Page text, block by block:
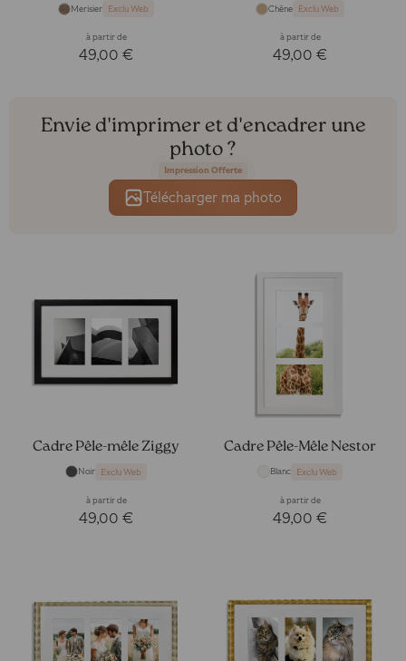
Merisier Exclu Web
à partir de
49,00 €
Chêne Exclu Web
à partir de
49,00 €
Envie d'imprimer et d'encadrer une
photo ?
Impression Offerte
Télécharger ma photo
Cadre Pêle-mêle Ziggy
Noir Exclu Web
à partir de
49,00 €
Cadre Pêle-Mêle Nestor
Blanc Exclu Web
à partir de
49,00 €